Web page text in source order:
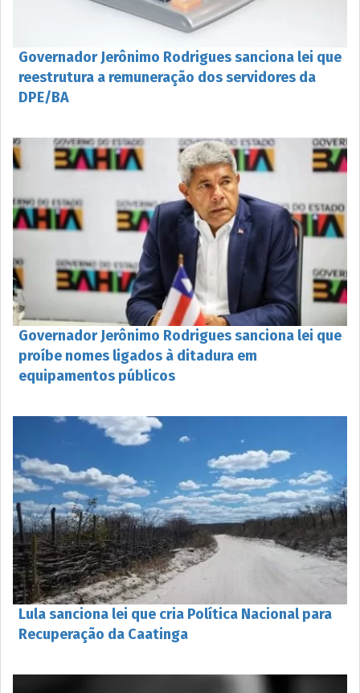
Governador Jerônimo Rodrigues sanciona lei que
reestrutura a remuneração dos servidores da
DPE/BA
Governador Jerônimo Rodrigues sanciona lei que
proíbe nomes ligados à ditadura em
equipamentos públicos
Lula sanciona lei que cria Política Nacional para
Recuperação da Caatinga